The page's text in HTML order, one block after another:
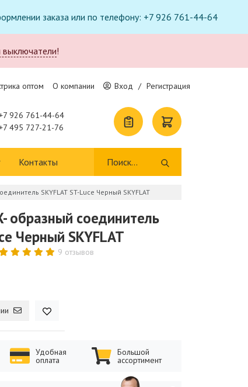
заказа или по телефону: +7 926 761-44-64
выключатели!
оптом О компании Вход / Регистрация
926 761-44-64
495 727-21-76
Контакты
SKYFLAT ST-Luce Черный SKYFLAT
образный соединитель
Черный SKYFLAT
9 отзывов
Удобная
оплата
Большой
ассортимент